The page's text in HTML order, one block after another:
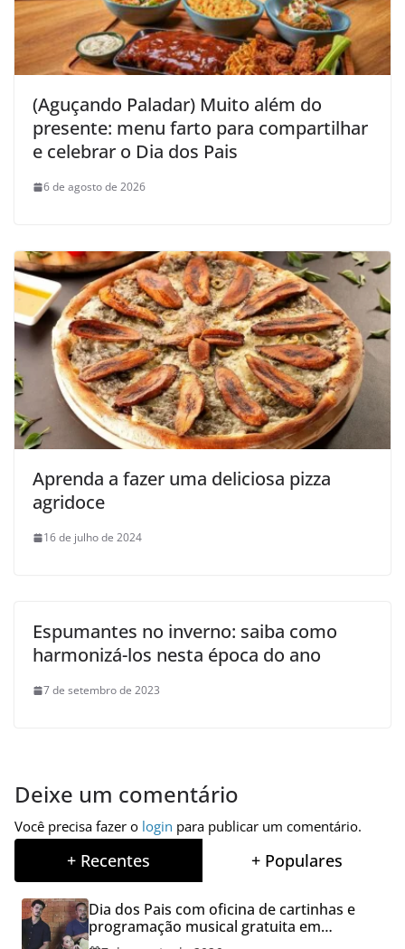
(Aguçando Paladar) Muito além do
presente: menu farto para compartilhar
e celebrar o Dia dos Pais
6 de agosto de 2026
Aprenda a fazer uma deliciosa pizza
agridoce
16 de julho de 2024
Espumantes no inverno: saiba como
harmonizá-los nesta época do ano
7 de setembro de 2023
Deixe um comentário
Você precisa fazer o login para publicar um comentário.
+ Recentes + Populares
Dia dos Pais com oficina de cartinhas e
programação musical gratuita em
Aparecida de Goiânia